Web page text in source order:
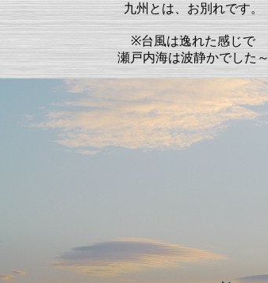
九州とは、お別れです。
※台風は逸れた感じで
瀬戸内海は波静かでした～